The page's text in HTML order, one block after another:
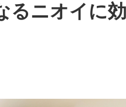
るニオイに